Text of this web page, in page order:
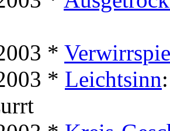
*
* Leichtsinn